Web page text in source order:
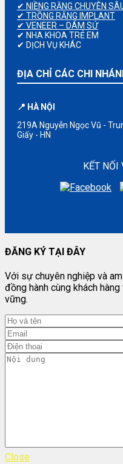
✔ NIỀNG RĂNG CHUYÊN
✔ TRỒNG RĂNG IMPLANT
✔ VENEER – DÁM SỨ
✔ NHA KHOA TRẺ EM
✔ DỊCH VỤ KHÁC
ĐỊA CHỈ CÁC CHI
📍 HÀ NỘI
219A Nguyễn Ngọc Vũ -
Giấy - HN
KẾT NỐI
ĐĂNG KÝ TẠI ĐÂY
Với sự chuyên nghiệp và
đồng hành cùng khách
vững.
Close